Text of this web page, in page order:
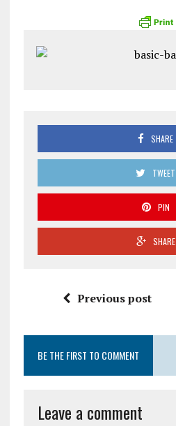
SHARE
TWEET
PIN
SHARE
Previous post
BE THE FIRST TO COMMENT
Leave a comment